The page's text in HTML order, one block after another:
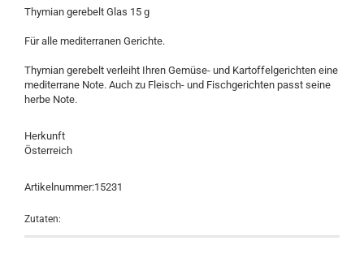
Thymian gerebelt Glas 15 g
Für alle mediterranen Gerichte.
Thymian gerebelt verleiht Ihren Gemüse- und Kartoffelgerichten eine
mediterrane Note. Auch zu Fleisch- und Fischgerichten passt seine
herbe Note.
Herkunft
Österreich
Artikelnummer:15231
Zutaten: